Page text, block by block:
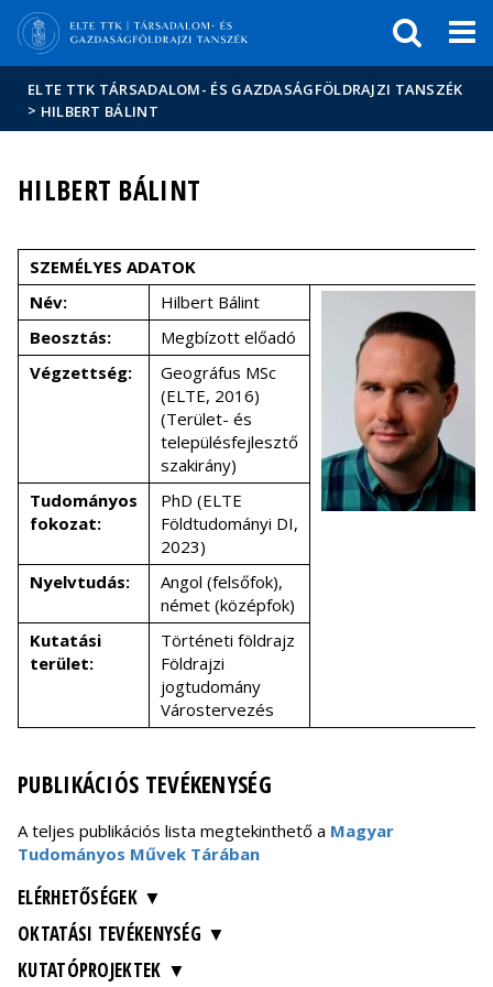
Hírek
Események
ELTE a
sajtóban
ELTE TTK TÁRSADALOM- ÉS GAZDASÁGFÖLDRAJZI TANSZÉK
> HILBERT BÁLINT
HILBERT BÁLINT
SZEMÉLYES ADATOK
Név:
Hilbert Bálint
Beosztás:
Megbízott előadó
Végzettség:
Geográfus MSc
(ELTE, 2016)
(Terület- és
településfejlesztő
szakirány)
Tudományos
fokozat:
PhD (ELTE
Földtudományi DI,
2023)
Nyelvtudás:
Angol (felsőfok),
német (középfok)
Kutatási
terület:
Történeti földrajz
Földrajzi
jogtudomány
Várostervezés
PUBLIKÁCIÓS TEVÉKENYSÉG
A teljes publikációs lista megtekinthető a Magyar
Tudományos Művek Tárában
ELÉRHETŐSÉGEK
OKTATÁSI TEVÉKENYSÉG
KUTATÓPROJEKTEK